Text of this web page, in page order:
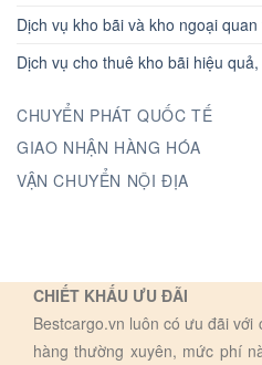
Dịch vụ kho bãi và kho ngoại
Dịch vụ cho thuê kho bãi hiệu
CHUYỂN PHÁT QUỐC TẾ
GIAO NHẬN HÀNG HÓA
VẬN CHUYỂN NỘI ĐỊA
CHIẾT KHẤU ƯU ĐÃI
Bestcargo.vn luôn có ưu đãi với
hàng thường xuyên, mức phí